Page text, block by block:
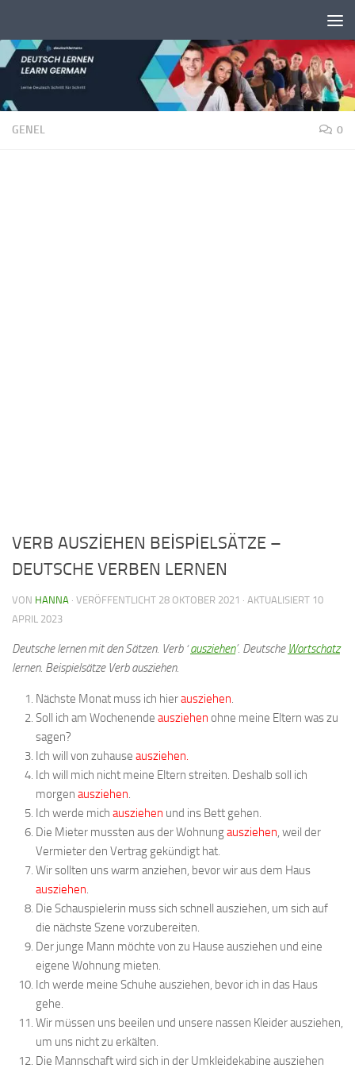
GENEL 0
VERB AUSZİEHEN BEİSPİELSÄTZE –
DEUTSCHE VERBEN LERNEN
VON HANNA · VERÖFFENTLICHT 28 OKTOBER 2021 · AKTUALISIERT 10
APRIL 2023
Deutsche lernen mit den Sätzen. Verb ‘ausziehen’. Deutsche Wortschatz
lernen. Beispielsätze Verb ausziehen.
Nächste Monat muss ich hierausziehen.
Soll ich am Wochenende ausziehen ohne meine Eltern was zu
sagen?
Ich will von zuhause ausziehen.
Ich will mich nicht meine Eltern streiten. Deshalb soll ich
morgen ausziehen.
Ich werde mich ausziehen und ins Bett gehen.
Die Mieter mussten aus der Wohnungausziehen, weil der
Vermieter den Vertrag gekündigt hat.
Wir sollten uns warm anziehen, bevor wir aus dem Haus
ausziehen.
Die Schauspielerin muss sich schnell ausziehen, um sich auf
die nächste Szene vorzubereiten.
Der junge Mann möchte von zu Hause ausziehen und eine
eigene Wohnung mieten.
Ich werde meine Schuhe ausziehen, bevor ich in das Haus
gehe.
Wir müssen uns beeilen und unsere nassen Kleider ausziehen,
um uns nicht zu erkälten.
Die Mannschaft wird sich in der Umkleidekabine ausziehen